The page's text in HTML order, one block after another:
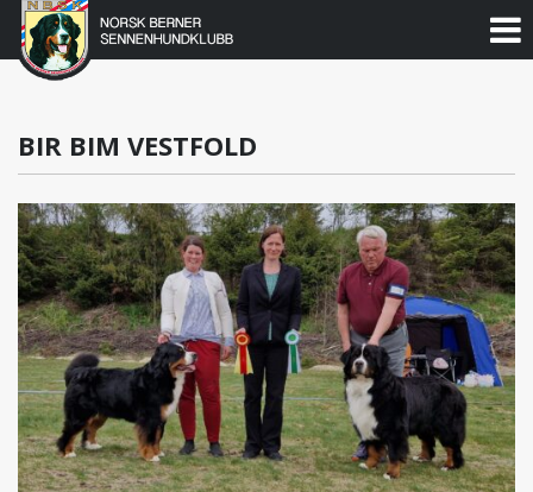
Gå
Norsk
Berner
Sennenhundklubb
BIR BIM VESTFOLD